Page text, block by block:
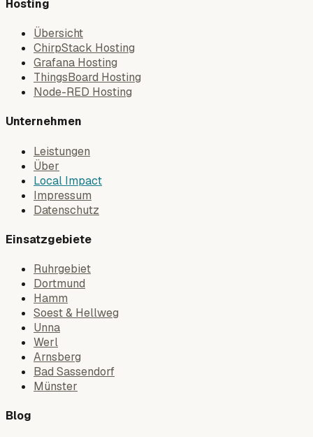
Hosting
Übersicht
ChirpStack Hosting
Grafana Hosting
ThingsBoard Hosting
Node-RED Hosting
Unternehmen
Leistungen
Über
Local Impact
Impressum
Datenschutz
Einsatzgebiete
Ruhrgebiet
Dortmund
Hamm
Soest & Hellweg
Unna
Werl
Arnsberg
Bad Sassendorf
Münster
Blog